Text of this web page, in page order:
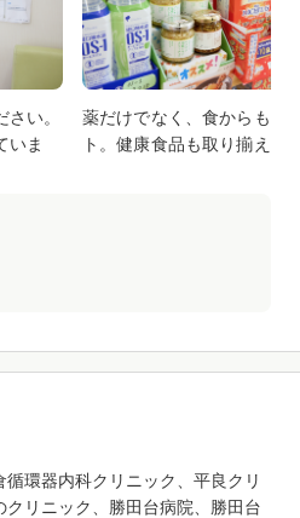
い。
いま
薬だけでなく、食からも健
ト。健康食品も取り揃えて
環器内科クリニック、平良クリ
リニック、勝田台病院、勝田台